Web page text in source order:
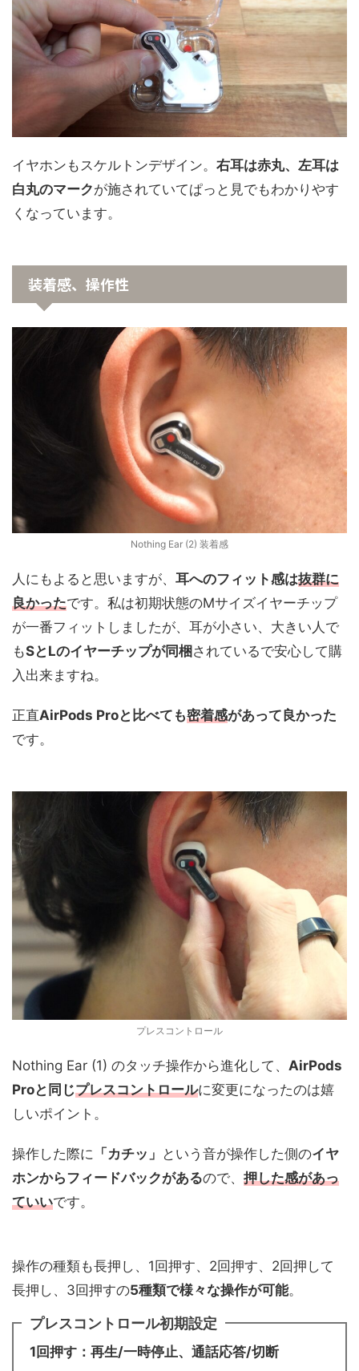
イヤホンもスケルトンデザイン。 右耳は赤丸、左耳は
白丸のマークが施されていてぱっと見でもわかりやす
くなっています。
装着感、操作性
Nothing Ear (2) 装着感
人にもよると思いますが、 耳へのフィット感は抜群に
良かったです。私は初期状態のMサイズイヤーチップ
が一番フィットしましたが、耳が小さい、大きい人で
もSとLのイヤーチップが同梱 されているで安心して購
入出来ますね。
正直AirPods Proと比べても密着感があって良かった
です。
プレスコントロール
Nothing Ear (1) のタッチ操作から進化して、 AirPods
Proと同じプレスコントロールに変更になったのは嬉
しいポイント。
操作した際に 「カチッ」 という音が操作した側のイヤ
ホンからフィードバックがあるので、 押した感があっ
ていいです。
操作の種類も長押し、1回押す、2回押す、2回押して
長押し、3回押すの5種類で様々な操作が可能。
プレスコントロール初期設定
1回押す：再生/一時停止、通話応答/切断